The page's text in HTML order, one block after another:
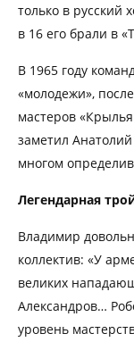
только в русский
в 16 его брали в
В 1965 году
«молодежи»,
мастеров
заметил
многом
Легендарная
Владимир
коллектив: «У
великих
Александров…
уровень